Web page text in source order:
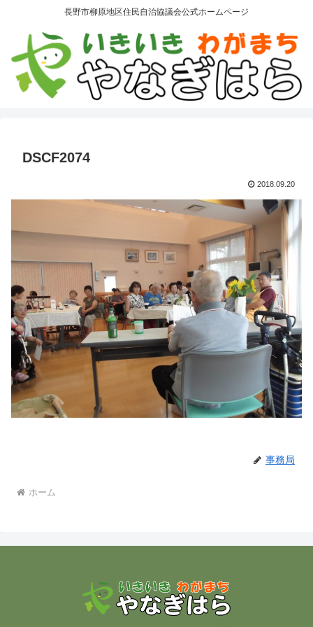
長野市柳原地区住民自治協議会公式ホームページ
DSCF2074
2018.09.20
事務局
ホーム